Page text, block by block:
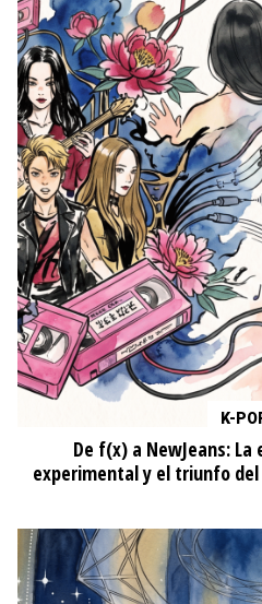
K-
De f(x) a NewJeans:
experimental y el triunfo